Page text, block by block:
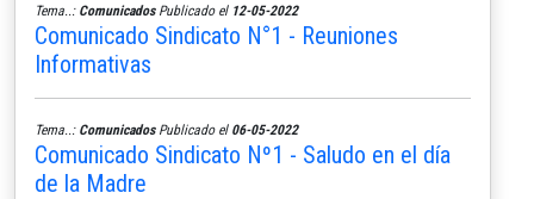
Tema..: ComunicadosPublicado el 12-05-2022
Comunicado Sindicato N°1 - Reuniones
Informativas
Tema..: ComunicadosPublicado el 06-05-2022
Comunicado Sindicato Nº1 - Saludo en el día
de la Madre